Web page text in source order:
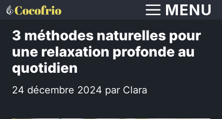
Aller
contenu
MENU
3 méthodes naturelles pour
une relaxation profonde au
quotidien
24 décembre 2024 par Clara